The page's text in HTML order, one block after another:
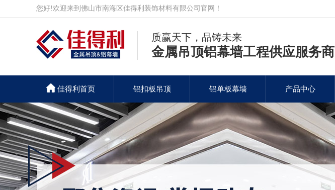
您好!欢迎来到佛山市南海区佳得利装饰材料有限公司官网！
质赢天下，品铸未来
金属吊顶铝幕墙工程供应服务商
佳得利首页 铝扣板吊顶 铝单板幕墙 产品中心